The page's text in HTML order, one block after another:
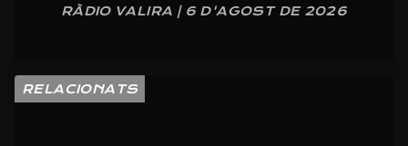
RÀDIO VALIRA | 6 D'AGOST DE 2026
RELACIONATS